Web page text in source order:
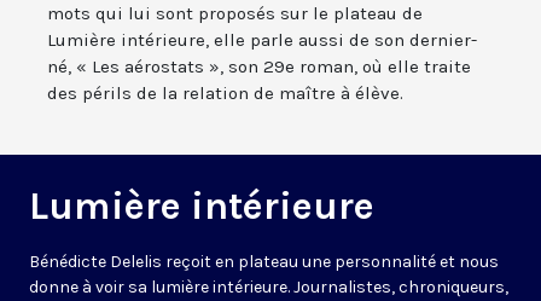
mots qui lui sont proposés sur le plateau de
Lumière intérieure, elle parle aussi de son dernier-
né, « Les aérostats », son 29e roman, où elle traite
des périls de la relation de maître à élève.
Lumière intérieure
Bénédicte Delelis reçoit en plateau une personnalité et nous
donne à voir sa lumière intérieure. Journalistes, chroniqueurs,